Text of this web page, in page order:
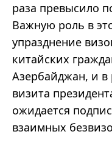
раза превысило
Важную роль в
упразднение
китайских
Азербайджан, и в
визита
ожидается
взаимных